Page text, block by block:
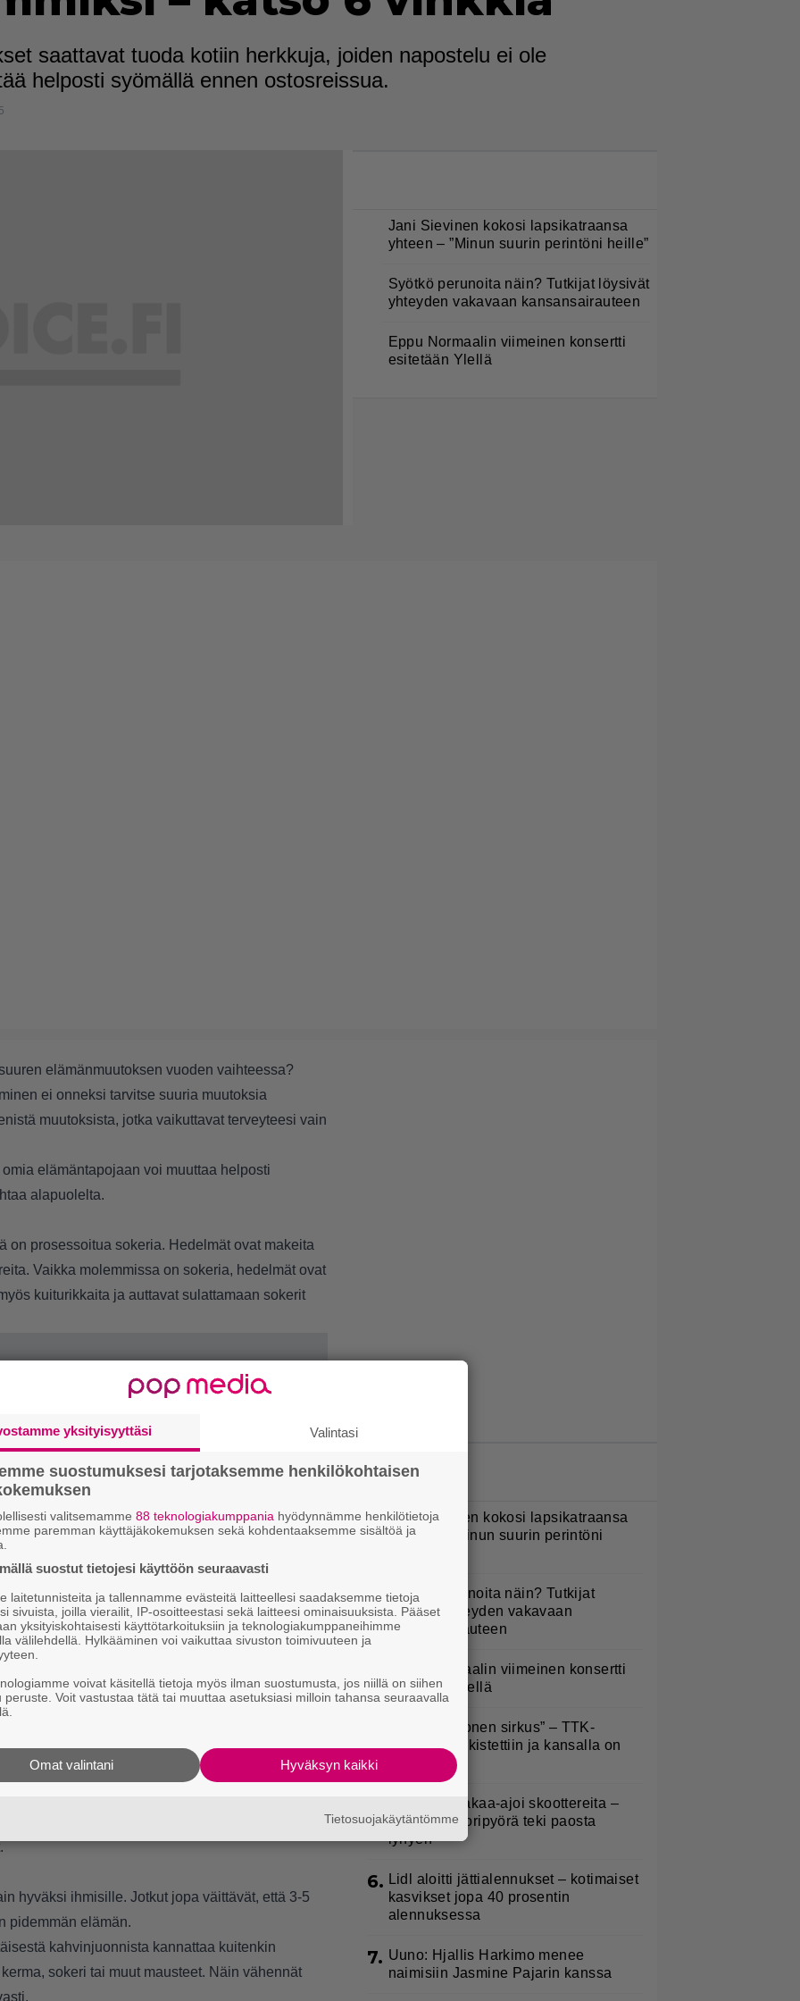
saattavat tuoda kotiin herkkuja, joiden napostelu ei ole
helposti syömällä ennen ostosreissua.
Jani Sievinen kokosi lapsikatraansa
yhteen – ”Minun suurin perintöni heille”
Syötkö perunoita näin? Tutkijat löysivät
yhteyden vakavaan kansansairauteen
Eppu Normaalin viimeinen konsertti
esitetään Ylellä
elämänmuutoksen vuoden vaihteessa?
ei onneksi tarvitse suuria muutoksia
muutoksista, jotka vaikuttavat terveyteesi vain
elämäntapojaan voi muuttaa helposti
alapuolelta.
on prosessoitua sokeria. Hedelmät ovat makeita
Vaikka molemmissa on sokeria, hedelmät ovat
kuiturikkaita ja auttavat sulattamaan sokerit
nälkäisenä tulee tehtyä paljon enemmän
hyväksi ihmisille. Jotkut jopa väittävät, että 3-5
pidemmän elämän.
kahvinjuonnista kannattaa kuitenkin
sokeri tai muut mausteet. Näin vähennät
1.
Jani Sievinen kokosi lapsikatraansa
yhteen – ”Minun suurin perintöni
2. Syötkö perunoita näin? Tutkijat
löysivät yhteyden vakavaan
kansansairauteen
Eppu Normaalin viimeinen konsertti
esitetään Ylellä
”Että semmonen sirkus” – TTK-
kilpailijat julkistettiin ja kansalla on
sanottavaa
Virkavalta takaa-ajoi skoottereita –
poliisimoottoripyörä teki paosta
lyhyen
6. Lidl aloitti jättialennukset – kotimaiset
kasvikset jopa 40 prosentin
alennuksessa
7. Uuno: Hjallis Harkimo menee
naimisiin Jasmine Pajarin kanssa
yksityisyyttäsi Valintasi
suostumuksesi tarjotaksemme henkilökohtaisen
valitsemamme 88 teknologiakumppania hyödynnämme henkilötietoja
paremman käyttäjäkokemuksen sekä kohdentaaksemme sisältöä ja
suostut tietojesi käyttöön seuraavasti
laitetunnisteita ja tallennamme evästeitä laitteellesi saadaksemme tietoja
sivuista, joilla vierailit, IP-osoitteestasi sekä laitteesi ominaisuuksista. Pääset
yksityiskohtaisesti käyttötarkoituksiin ja teknologiakumppaneihimme
välilehdellä. Hylkääminen voi vaikuttaa sivuston toimivuuteen ja
voivat käsitellä tietoja myös ilman suostumusta, jos niillä on siihen
peruste. Voit vastustaa tätä tai muuttaa asetuksiasi milloin tahansa seuraavalla
Hyväksyn kaikki
Omat valintani
Tietosuojakäytäntömme